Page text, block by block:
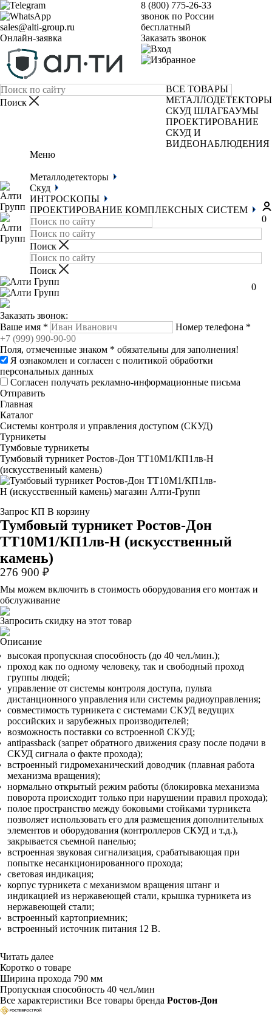
sales@alti-group.ru
Онлайн-заявка
8 (800) 775-26-33
звонок по России
бесплатный
Заказать звонок
ВСЕ ТОВАРЫ
МЕТАЛЛОДЕТЕКТОРЫ
СКУД ШЛАГБАУМЫ
ПРОЕКТИРОВАНИЕ
СКУД И
ВИДЕОНАБЛЮДЕНИЯ
Меню
Металлодетекторы
Скуд
ИНТРОСКОПЫ
ПРОЕКТИРОВАНИЕ КОМПЛЕКСНЫХ СИСТЕМ
0
0
Заказать звонок:
Ваше имя * Номер телефона *
Поля, отмеченные знаком * обязательны для заполнения!
Я ознакомлен и согласен с политикой обработки
персональных данных
Согласен получать рекламно-информационные письма
Отправить
Главная
Каталог
Системы контроля и управления доступом (СКУД)
Турникеты
Тумбовые турникеты
Тумбовый турникет Ростов-Дон ТТ10М1/КП1лв-Н
(искусственный камень)
Запрос КП В корзину
Тумбовый турникет Ростов-Дон
ТТ10М1/КП1лв-Н (искусственный
камень)
276 900 ₽
Мы можем включить в стоимость оборудования его монтаж и
обслуживание
Запросить скидку на этот товар
Описание
высокая пропускная способность (до 40 чел./мин.);
проход как по одному человеку, так и свободный проход
группы людей;
управление от системы контроля доступа, пульта
дистанционного управления или системы радиоуправления;
совместимость турникета с системами СКУД ведущих
российских и зарубежных производителей;
возможность поставки со встроенной СКУД;
antipassback (запрет обратного движения сразу после подачи в
СКУД сигнала о факте прохода);
встроенный гидромеханический доводчик (плавная работа
механизма вращения);
нормально открытый режим работы (блокировка механизма
поворота происходит только при нарушении правил прохода);
полое пространство между боковыми стойками турникета
позволяет использовать его для размещения дополнительных
элементов и оборудования (контроллеров СКУД и т.д.),
закрывается съемной панелью;
встроенная звуковая сигнализация, срабатывающая при
попытке несанкционированного прохода;
световая индикация;
корпус турникета с механизмом вращения штанг и
индикацией из нержавеющей стали, крышка турникета из
нержавеющей стали;
встроенный картоприемник;
встроенный источник питания 12 В.
Читать далее
Коротко о товаре
Ширина прохода 790 мм
Пропускная способность 40 чел./мин
Все характеристики Все товары бренда Ростов-Дон